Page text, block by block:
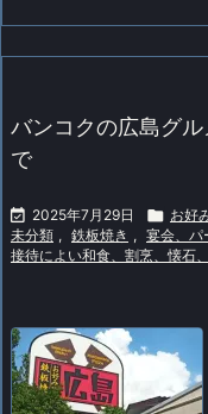
バンコクの広島グ
で
 2025年7月29日  お好
未分類 , 鉄板焼き , 宴会、パ
接待によい和食、割烹、懐石